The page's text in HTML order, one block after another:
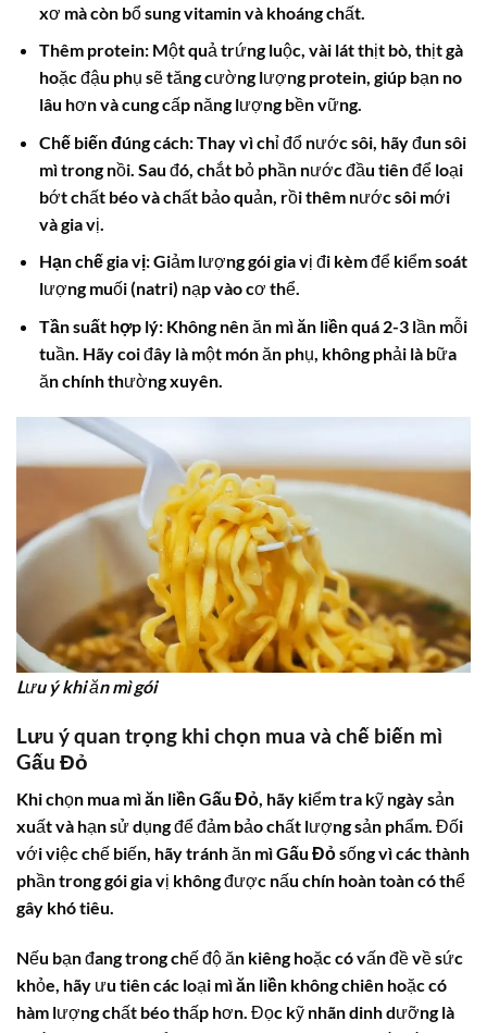
xơ mà còn bổ sung vitamin và khoáng chất.
Thêm protein:Một quả trứng luộc, vài lát thịt bò, thịt gà
hoặc đậu phụ sẽ tăng cường lượng protein, giúp bạn no
lâu hơn và cung cấp năng lượng bền vững.
Chế biến đúng cách:Thay vì chỉ đổ nước sôi, hãy đun sôi
mì trong nồi. Sau đó, chắt bỏ phần nước đầu tiên để loại
bớt chất béo và chất bảo quản, rồi thêm nước sôi mới
và gia vị.
Hạn chế gia vị:Giảm lượng gói gia vị đi kèm để kiểm soát
lượng muối (natri) nạp vào cơ thể.
Tần suất hợp lý:Không nên ăn mì ăn liềnquá 2-3 lần mỗi
tuần. Hãy coi đây là một món ăn phụ, không phải là bữa
ăn chính thường xuyên.
Lưu ý khi ăn mì gói
Lưu ý quan trọng khi chọn mua và chế biến mì
Gấu Đỏ
Khi chọn mua mì ăn liền Gấu Đỏ, hãy kiểm tra kỹ ngày sản
xuất và hạn sử dụng để đảm bảo chất lượng sản phẩm. Đối
với việc chế biến, hãy tránh ăn mì Gấu Đỏsống vì các thành
phần trong gói gia vị không được nấu chín hoàn toàn có thể
gây khó tiêu.
Nếu bạn đang trong chế độ ăn kiêng hoặc có vấn đề về sức
khỏe, hãy ưu tiên các loại mì ăn liền không chiên hoặc có
hàm lượng chất béo thấp hơn. Đọc kỹ nhãn dinh dưỡng là